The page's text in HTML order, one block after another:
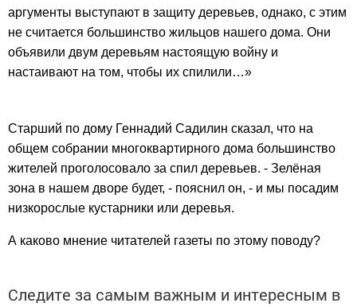
аргументы выступают в защиту деревьев, однако, с этим
не считается большинство жильцов нашего дома. Они
объявили двум деревьям настоящую войну и
настаивают на том, чтобы их спилили…»
Старший по дому Геннадий Садилин сказал, что на
общем собрании многоквартирного дома большинство
жителей проголосовало за спил деревьев. - Зелёная
зона в нашем дворе будет, - пояснил он, - и мы посадим
низкорослые кустарники или деревья.
А каково мнение читателей газеты по этому поводу?
Следите за самым важным и интересным в